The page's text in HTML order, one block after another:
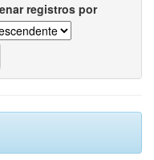
registros por